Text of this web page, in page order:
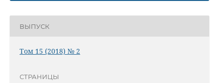
ВЫПУСК
Том 15 (2018) № 2
СТРАНИЦЫ